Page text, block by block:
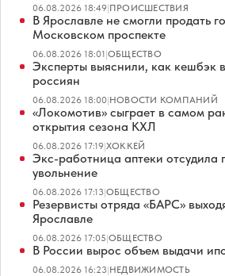
06.08.2026 18:49|ПРОИСШЕСТВИЯ
В Ярославле не смогли продать
Московском проспекте
06.08.2026 18:01|ОБЩЕСТВО
Эксперты выяснили, как кешбэк
россиян
06.08.2026 18:00|НОВОСТИ КОМПАНИЙ
«Локомотив» сыграет в самом
открытия сезона КХЛ
06.08.2026 17:19|ХОККЕЙ
Экс-работница аптеки отсудила
увольнение
06.08.2026 17:13|ОБЩЕСТВО
Резервисты отряда «БАРС»
Ярославле
06.08.2026 17:05|ОБЩЕСТВО
В России вырос объем выдачи
06.08.2026 16:23|НЕДВИЖИМОСТЬ